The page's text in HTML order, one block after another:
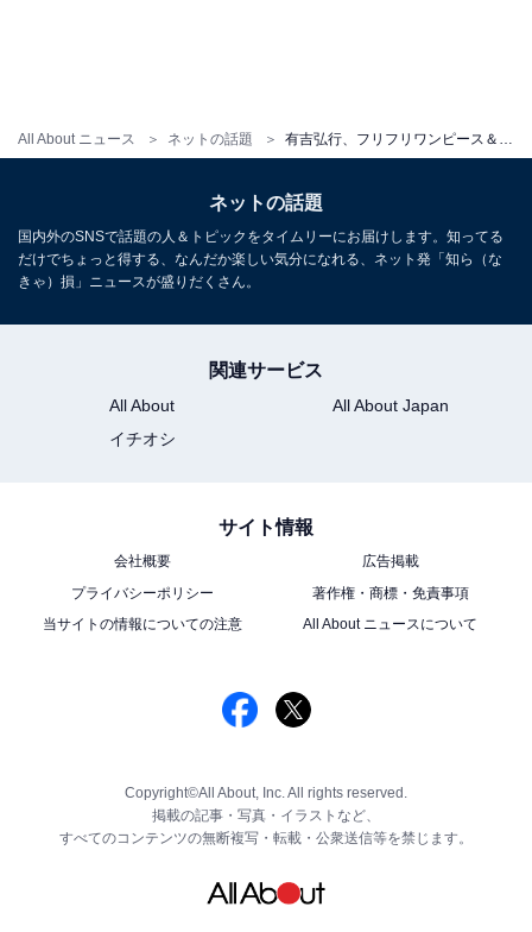
All About ニュース ネットの話題 有吉弘行、フリフリワンピース＆マスク姿の誕生日ショットに反響！ 「アイドルの新時代がキタ〜!!!」「かわいいの塊」
ネットの話題
国内外のSNSで話題の人＆トピックをタイムリーにお届けします。知ってる
だけでちょっと得する、なんだか楽しい気分になれる、ネット発「知ら（な
きゃ）損」ニュースが盛りだくさん。
関連サービス
All About
All About Japan
イチオシ
サイト情報
会社概要
広告掲載
プライバシーポリシー
著作権・商標・免責事項
当サイトの情報についての注意
All About ニュースについて
Copyright©All About, Inc. All rights reserved.
掲載の記事・写真・イラストなど、
すべてのコンテンツの無断複写・転載・公衆送信等を禁じます。